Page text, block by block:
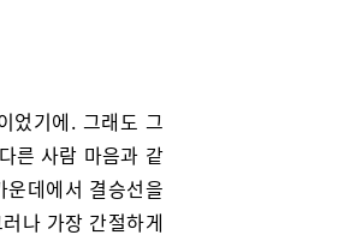
었기에. 그래도 그
른 사람 마음과 같
데에서 결승선을
나 가장 간절하게